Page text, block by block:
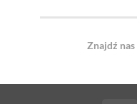
Znajdź nas